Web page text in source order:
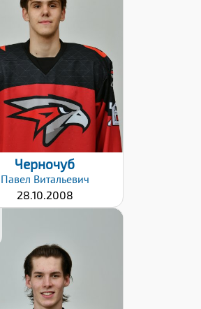
Вес:
67
Хват клюшки:
Левый
Разряд:
3
Дата заявки:
06.09.2024
Черночуб
Павел Витальевич
28.10.2008
190
Вес:
85